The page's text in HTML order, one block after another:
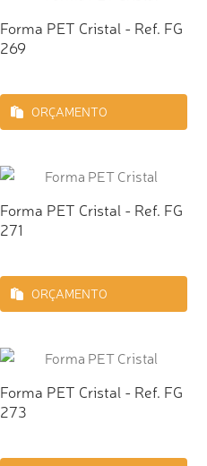
Forma PET Cristal - Ref. FG
269
ORÇAMENTO
Forma PET Cristal - Ref. FG
271
ORÇAMENTO
Forma PET Cristal - Ref. FG
273